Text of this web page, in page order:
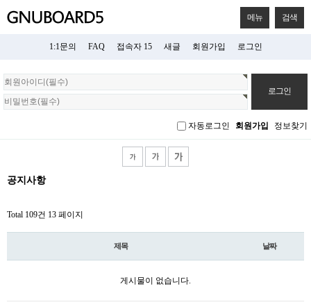
메뉴 검색
1:1문의 FAQ 접속자 15 새글 회원가입 로그인
회
원
로
자동로그인 회원가입 정보찾기
공지사항
Total 109건 13 페이지
제목 날짜
게시물이 없습니다.